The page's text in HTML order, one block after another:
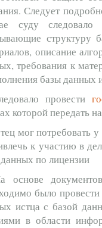
Следует
суду следовало
структуру
описание
требования к
базы данных
провести
которой передать
мог потребовать
к участию в
по лицензии
основе
было провести
истца с базой
в области